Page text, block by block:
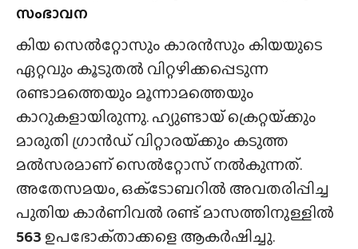
സംഭാവന
കിയ സെൽറ്റോസും കാരൻസും കിയയുടെ
ഏറ്റവും കൂടുതൽ വിറ്റഴിക്കപ്പെടുന്ന
രണ്ടാമത്തെയും മൂന്നാമത്തെയും
കാറുകളായിരുന്നു. ഹ്യുണ്ടായ് ക്രെറ്റയ്‌ക്കും
മാരുതി ഗ്രാൻഡ് വിറ്റാരയ്‌ക്കും കടുത്ത
മൽസരമാണ് സെൽറ്റോസ് നൽകുന്നത്.
അതേസമയം, ഒക്‌ടോബറിൽ അവതരിപ്പിച്ച
പുതിയ കാർണിവൽ രണ്ട് മാസത്തിനുള്ളിൽ
563 ഉപഭോക്‌താക്കളെ ആകർഷിച്ചു.